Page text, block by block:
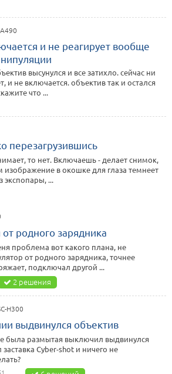
и не реагирует вообще
высунулся и все затихло. сейчас ни
и не включается. объектив так и остался
что ...
перезагрузившись
то нет. Включаешь - делает снимок,
в окошке для глаза темнеет
экспопары, ...
родного зарядника
проблема вот какого плана, не
от родного зарядника, точнее
подключал другой ...
2 решения
H300
выдвинулся объектив
была размытая выключил выдвинулся
Cyber-shot и ничего не